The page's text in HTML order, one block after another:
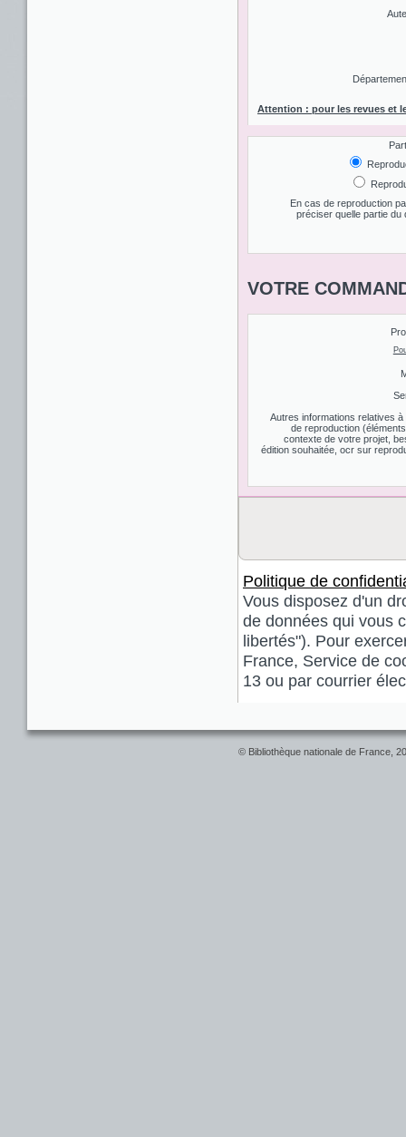
Attention : pour les revues et
En cas de reproduction
préciser quelle partie du
VOTRE
Autres informations relatives
de reproduction
contexte de votre projet,
édition souhaitée, ocr sur
Politique de
Vous disposez d'un
de données qui vous
libertés"). Pour
France, Service de
13 ou par courrier
© Bibliothèque nationale de France,